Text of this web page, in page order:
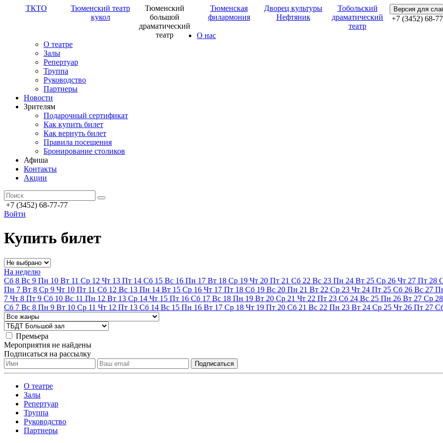
ТКТО
Тюменский театр
кукол
Тюменский
большой
драматический
театр
Тюменская
филармония
Дворец культуры
Нефтяник
Тобольский
драматический
театр
Версия для
+7 (3452) 68-
О нас
О театре
Залы
Репертуар
Труппа
Руководство
Партнеры
Новости
Зрителям
Подарочный сертификат
Как купить билет
Как вернуть билет
Правила посещения
Бронирование столиков
Афиша
Контакты
Акции
+7 (3452) 68-77-77
Войти
Купить билет
На неделю
Сб 8 Вс 9 Пн 10 Вт 11 Ср 12 Чт 13 Пт 14 Сб 15 Вс 16 Пн 17 Вт 18 Ср 19 Чт 20 Пт 21 Сб 22 Вс 23 Пн 24 Вт 25 Ср 26 Чт 27 Пт 28
Пн 7 Вт 8 Ср 9 Чт 10 Пт 11 Сб 12 Вс 13 Пн 14 Вт 15 Ср 16 Чт 17 Пт 18 Сб 19 Вс 20 Пн 21 Вт 22 Ср 23 Чт 24 Пт 25 Сб 26 Вс 27
7 Чт 8 Пт 9 Сб 10 Вс 11 Пн 12 Вт 13 Ср 14 Чт 15 Пт 16 Сб 17 Вс 18 Пн 19 Вт 20 Ср 21 Чт 22 Пт 23 Сб 24 Вс 25 Пн 26 Вт 27 Ср 28
Сб 7 Вс 8 Пн 9 Вт 10 Ср 11 Чт 12 Пт 13 Сб 14 Вс 15 Пн 16 Вт 17 Ср 18 Чт 19 Пт 20 Сб 21 Вс 22 Пн 23 Вт 24 Ср 25 Чт 26 Пт 27
Премьера
Мероприятия не найдены
Подписаться на рассылку
О театре
Залы
Репертуар
Труппа
Руководство
Партнеры